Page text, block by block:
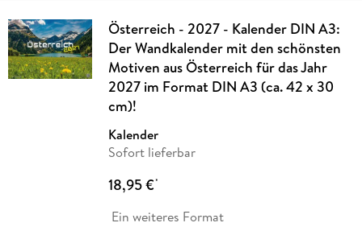
Österreich - 2027 - Kalender DIN A3:
Der Wandkalender mit den schönsten
Motiven aus Österreich für das Jahr
2027 im Format DIN A3 (ca. 42 x 30
cm)!
Kalender
Sofort lieferbar
18,95 €*
Ein weiteres Format